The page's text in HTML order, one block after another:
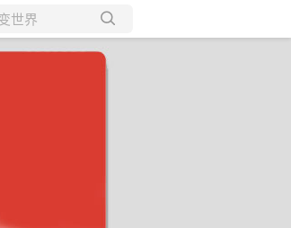
所有博客